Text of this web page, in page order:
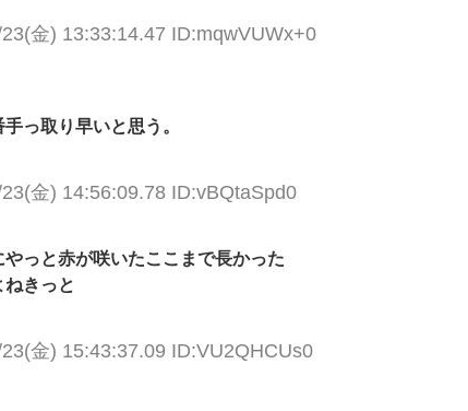
金) 13:33:14.47 ID:mqwVUWx+0
っ取り早いと思う。
金) 14:56:09.78 ID:vBQtaSpd0
っと赤が咲いたここまで長かった
きっと
金) 15:43:37.09 ID:VU2QHCUs0